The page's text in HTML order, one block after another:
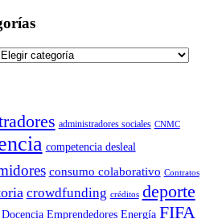
administradores sociales CNMC
competencia desleal
consumo colaborativo Contratos
crowdfunding créditos deporte
Docencia Emprendedores Energía FIFA